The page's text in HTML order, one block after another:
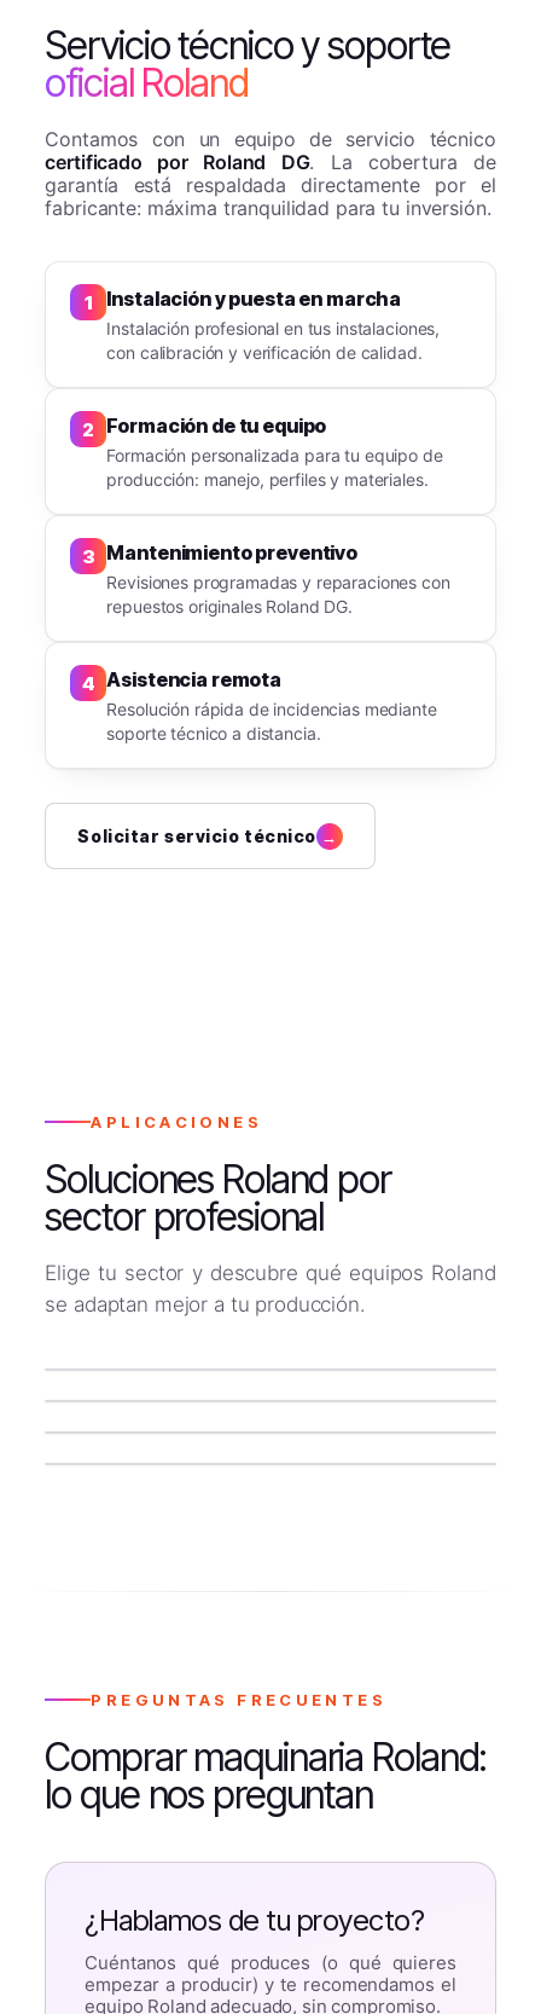
Servicio técnico y soporte
oficial Roland
Contamos con un equipo de servicio técnico
certificado por Roland DG. La cobertura de
garantía está respaldada directamente por el
fabricante: máxima tranquilidad para tu inversión.
1 Instalación y puesta en marcha
Instalación profesional en tus instalaciones,
con calibración y verificación de calidad.
2 Formación de tu equipo
Formación personalizada para tu equipo de
producción: manejo, perfiles y materiales.
3 Mantenimiento preventivo
Revisiones programadas y reparaciones con
repuestos originales Roland DG.
4 Asistencia remota
Resolución rápida de incidencias mediante
soporte técnico a distancia.
Solicitar servicio técnico →
APLICACIONES
Soluciones Roland por
sector profesional
Elige tu sector y descubre qué equipos Roland
se adaptan mejor a tu producción.
Rotulación de vehículos
02
Personalización textil DTF
Impresoras Roland DTF
Gran formato ecosolvente y UV
Plotters planos UV Roland
PREGUNTAS FRECUENTES
Comprar maquinaria Roland:
lo que nos preguntan
¿Hablamos de tu proyecto?
Cuéntanos qué produces (o qué quieres
empezar a producir) y te recomendamos el
equipo Roland adecuado, sin compromiso.